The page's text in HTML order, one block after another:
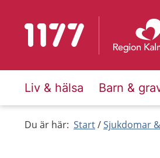
Till startsidan för 1177
Liv & hälsa Barn &
Du är här: Start Sjukdomar